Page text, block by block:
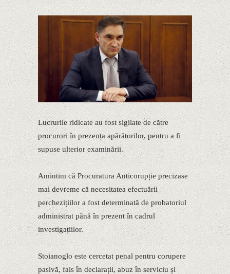
Lucrurile ridicate au fost sigilate de către
procurori în prezența apărătorilor, pentru a fi
supuse ulterior examinării.
Amintim că Procuratura Anticorupție precizase
mai devreme că necesitatea efectuării
perchezițiilor a fost determinată de probatoriul
administrat până în prezent în cadrul
investigațiilor.
Stoianoglo este cercetat penal pentru corupere
pasivă, fals în declarații, abuz în serviciu și